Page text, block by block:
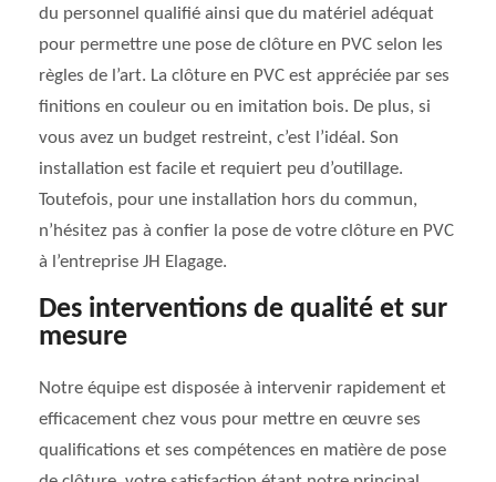
du personnel qualifié ainsi que du matériel adéquat
pour permettre une pose de clôture en PVC selon les
règles de l’art. La clôture en PVC est appréciée par ses
finitions en couleur ou en imitation bois. De plus, si
vous avez un budget restreint, c’est l’idéal. Son
installation est facile et requiert peu d’outillage.
Toutefois, pour une installation hors du commun,
n’hésitez pas à confier la pose de votre clôture en PVC
à l’entreprise JH Elagage.
Des interventions de qualité et sur
mesure
Notre équipe est disposée à intervenir rapidement et
efficacement chez vous pour mettre en œuvre ses
qualifications et ses compétences en matière de pose